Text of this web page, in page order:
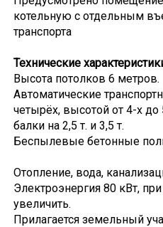
котельную с отдельным
транспорта
Технические
Высота потолков 6 метров.
Автоматические
четырёх, высотой от 4-х
балки на 2,5 т. и 3,5 т.
Беспылевые бетонные
Отопление, вода,
Электроэнергия 80 кВт,
увеличить.
Прилагается земельный